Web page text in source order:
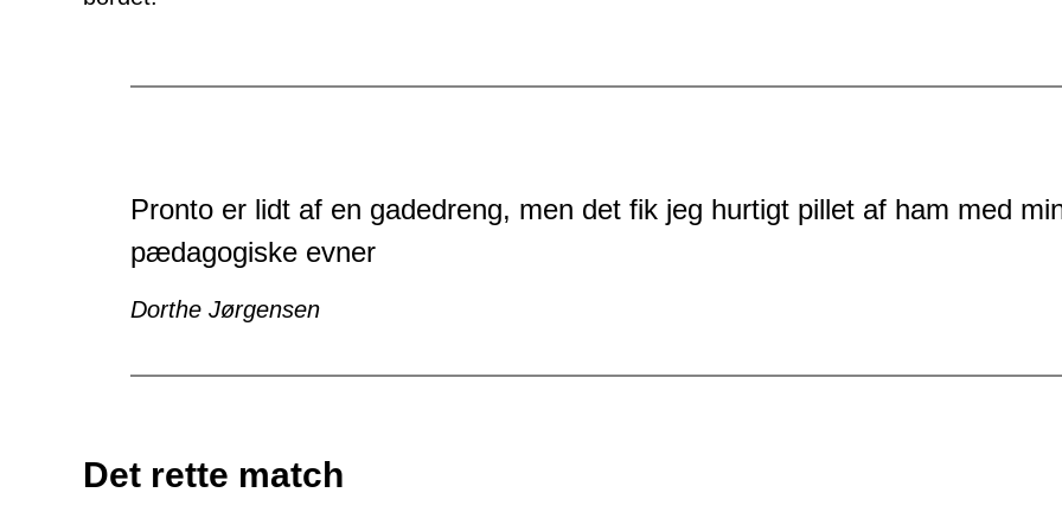
Pronto er lidt af en gadedreng, men det fik jeg hurtigt pillet af ham med
pædagogiske evner
Dorthe Jørgensen
Det rette match